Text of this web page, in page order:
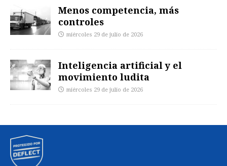
Menos competencia, más
controles
miércoles 29 de julio de 2026
Inteligencia artificial y el
movimiento ludita
miércoles 29 de julio de 2026